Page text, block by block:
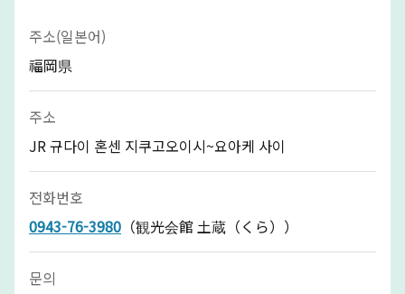
주소(일본어)
福岡県
주소
JR 규다이 혼센 지쿠고오이시~요아케 사이
전화번호
0943-76-3980 （観光会館 土蔵（くら））
문의